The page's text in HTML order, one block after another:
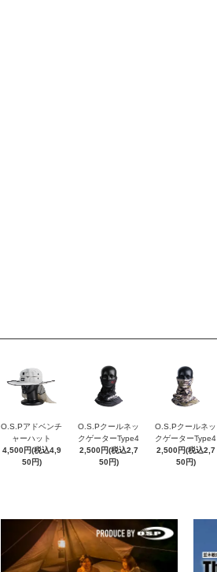
O.S.Pアドベンチ
ャーハット
4,500円(税込4,9
50円)
O.S.Pクールネッ
クゲーターType4
2,500円(税込2,7
50円)
O.S.Pクールネッ
クゲーターType4
2,500円(税込2,7
50円)